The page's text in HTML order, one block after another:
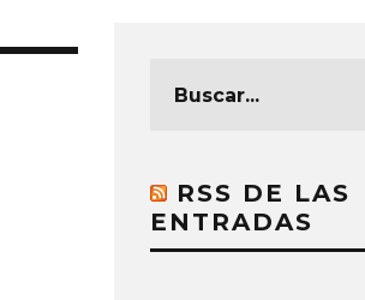
RSS DE LAS
ENTRADAS